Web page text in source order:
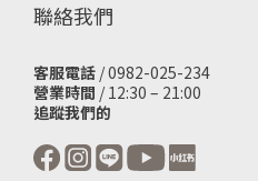
聯絡我們
客服電話 / 0982-025-234
營業時間 / 12:30 – 21:00
追蹤我們的